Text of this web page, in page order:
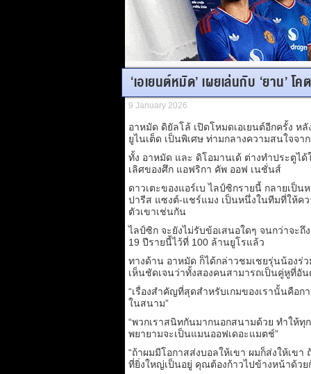
‘เอเยนต์หมัด’ เผยเล่นกับ ‘ยาน’ โ
9 January 2026
อาหมัด ดิยัลโล้ เปิดโหมดเอเยนต์อีกครั้ง ห
ยูไนเต็ด เป็นพิเศษ ท่ามกลางความสนใจจ
ทั้ง อาหมัด และ ดิโอมานเด้ ต่างทำประตูไ
เลิศของศึก แอฟริกา คัพ ออฟ เนชั่นส์
ดาวเตะของแอร์เบ ไลป์ซิกรายนี้ กลายเป็
ปารีส แซงต์-แชร์แมง เป็นหนึ่งในทีมที่ให้ค
ตัวเขาเช่นกัน
ไลป์ซิก จะยังไม่รับข้อเสนอใดๆ จนกว่าจะถึ
19 ปีรายนี้ไว้ที่ 100 ล้านยูโรแล้ว
ทางด้าน อาหมัด ก็ได้กล่าวชมเชยรุ่นน้องร่
เห็นชัดเจนว่าทั้งสองคนสามารถเป็นคู่หูที่อัน
“เรื่องสำคัญที่สุดสำหรับเกมของเรานั้นคือก
ในสนาม”
“พวกเราสนิทกันมากนอกสนามด้วย ทำให้ทุ
พยายามจะเป็นแมนออฟเดอะแมตช์”
“ถ้าผมมีโอกาสส่งบอลให้เขา ผมก็ส่งให้เข
ที่ยิ่งใหญ่เป็นอยู่ คุณต้องก้าวไปข้างหน้าด้วย